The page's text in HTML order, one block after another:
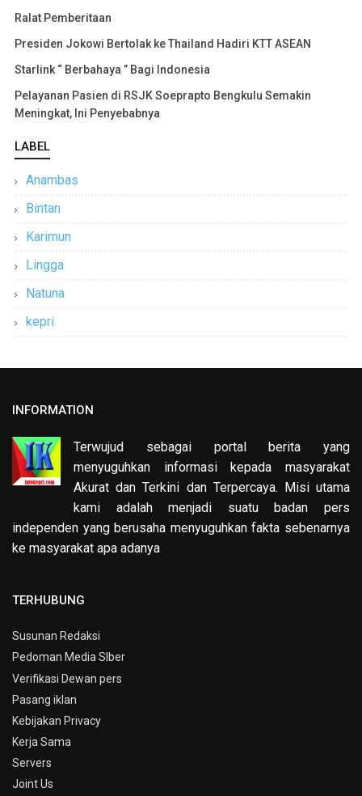
Ralat Pemberitaan
Presiden Jokowi Bertolak ke Thailand Hadiri KTT ASEAN
Starlink “ Berbahaya ” Bagi Indonesia
Pelayanan Pasien di RSJK Soeprapto Bengkulu Semakin
Meningkat, Ini Penyebabnya
LABEL
Anambas
Bintan
Karimun
Lingga
Natuna
kepri
INFORMATION
Terwujud sebagai portal berita yang
menyuguhkan informasi kepada masyarakat
Akurat dan Terkini dan Terpercaya. Misi utama
kami adalah menjadi suatu badan pers
independen yang berusaha menyuguhkan fakta sebenarnya
ke masyarakat apa adanya
TERHUBUNG
Susunan Redaksi
Pedoman Media SIber
Verifikasi Dewan pers
Pasang iklan
Kebijakan Privacy
Kerja Sama
Servers
Joint Us